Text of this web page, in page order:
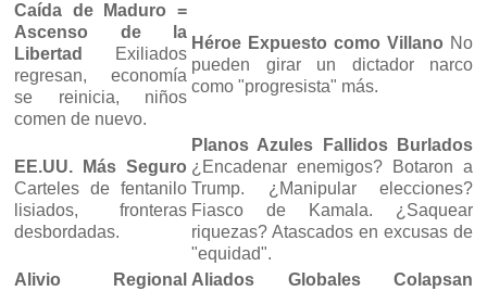
Caída de Maduro =
Ascenso de la
Libertad
Exiliados
regresan, economía
se reinicia, niños
comen de nuevo.
Héroe Expuesto como Villano No
pueden girar un dictador narco
como "progresista" más.
EE.UU. Más Seguro
Carteles de fentanilo
lisiados, fronteras
desbordadas.
Planos Azules Fallidos Burlados
¿Encadenar enemigos? Botaron a
Trump. ¿Manipular elecciones?
Fiasco de Kamala. ¿Saquear
riquezas? Atascados en excusas de
"equidad".
Alivio Regional Aliados Globales Colapsan